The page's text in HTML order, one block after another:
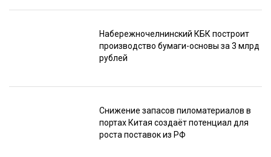
Набережночелнинский КБК построит
производство бумаги-основы за 3 млрд
рублей
Снижение запасов пиломатериалов в
портах Китая создаёт потенциал для
роста поставок из РФ